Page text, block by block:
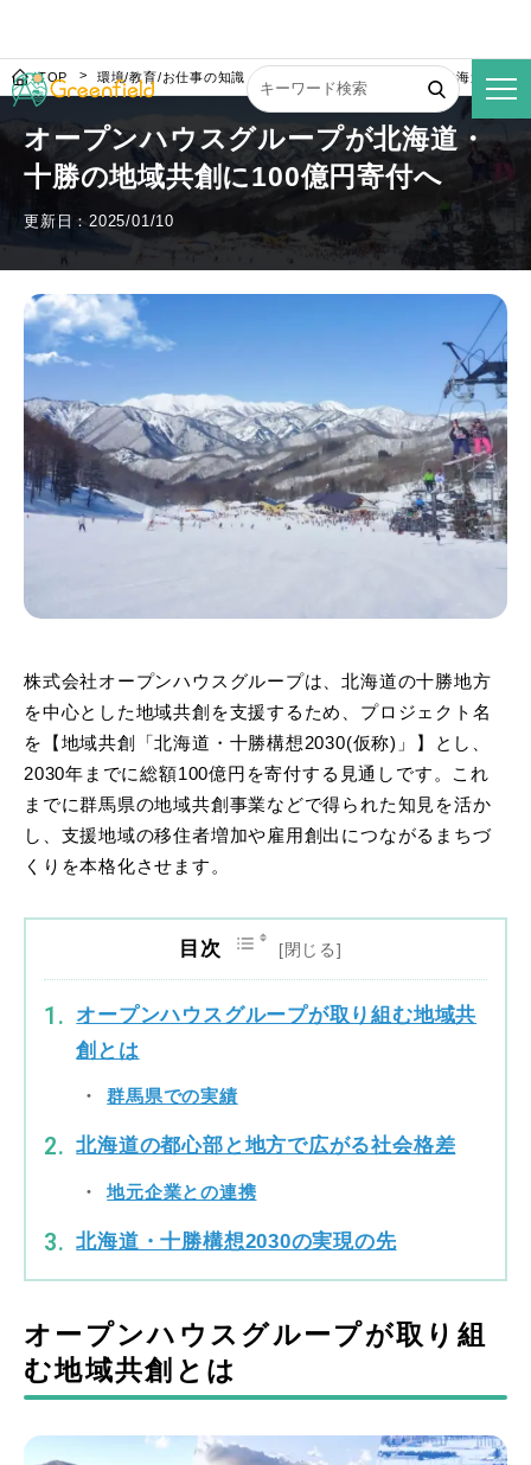
TOP 環境/教育/お仕事の知識 オープンハウスグループが北海道・十
オープンハウスグループが北海道・
十勝の地域共創に100億円寄付へ
更新日：2025/01/10
株式会社オープンハウスグループは、北海道の十勝地方
を中心とした地域共創を支援するため、プロジェクト名
を【地域共創「北海道・十勝構想2030(仮称)」】とし、
2030年までに総額100億円を寄付する見通しです。これ
までに群馬県の地域共創事業などで得られた知見を活か
し、支援地域の移住者増加や雇用創出につながるまちづ
くりを本格化させます。
目次
オープンハウスグループが取り組む地域共
創とは
群馬県での実績
北海道の都心部と地方で広がる社会格差
地元企業との連携
北海道・十勝構想2030の実現の先
オープンハウスグループが取り組
む地域共創とは